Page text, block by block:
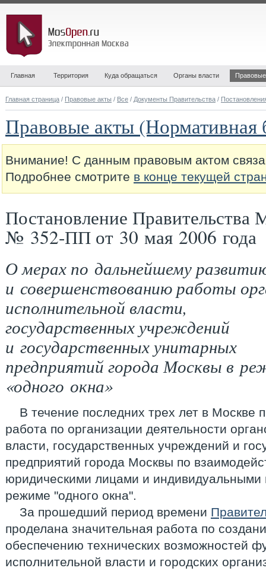
Главная Территория Куда обращаться Органы власти
Главная страница / Правовые акты / Все / Документы Правительства /
Правовые акты (Нормативная
Внимание! С данным правовым актом
Подробнее смотрите в конце текущей
Постановление Правительства
№ 352-ПП от 30 мая 2006 года
О мерах по дальнейшему
и совершенствованию работы
исполнительной власти,
государственных учреждений
и государственных унитарных
предприятий города Москвы в
«одного окна»
В течение последних трех лет в Москве
работа по организации деятельности
власти, государственных учреждений и
предприятий города Москвы по
юридическими лицами и индивидуальными
режиме "одного окна".
За прошедший период времени
проделана значительная работа по
обеспечению технических возможностей
исполнительной власти и городских